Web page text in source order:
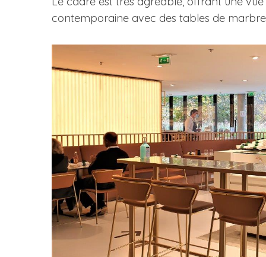
contemporaine avec des tables de